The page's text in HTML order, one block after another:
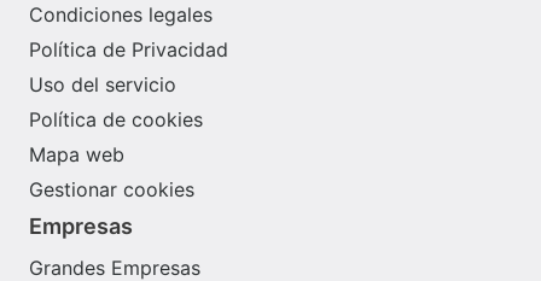
Condiciones legales
Política de Privacidad
Uso del servicio
Política de cookies
Mapa web
Gestionar cookies
Empresas
Grandes Empresas